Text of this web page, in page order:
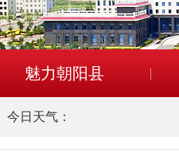
魅力朝阳县
今日天气：